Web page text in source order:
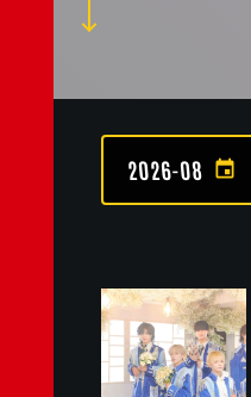
2026-08